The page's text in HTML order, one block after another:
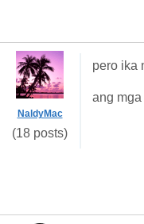
NaldyMac
(18 posts)
pero ika
ang